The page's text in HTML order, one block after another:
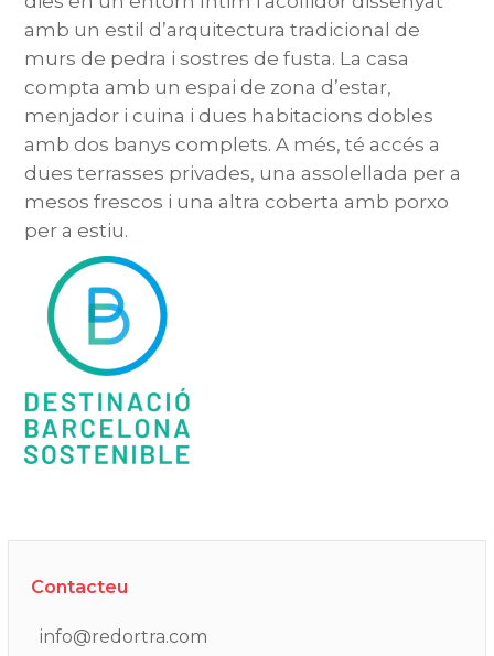
amb un estil d’arquitectura tradicional de
murs de pedra i sostres de fusta. La casa
compta amb un espai de zona d’estar,
menjador i cuina i dues habitacions dobles
amb dos banys complets. A més, té accés a
dues terrasses privades, una assolellada per a
mesos frescos i una altra coberta amb porxo
per a estiu.
Contacteu
info@redortra.com